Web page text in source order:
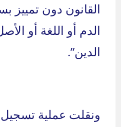
القانون دون تمييز
الدم أو اللغة أو
الدين”.
ونقلت عملية تسجيل